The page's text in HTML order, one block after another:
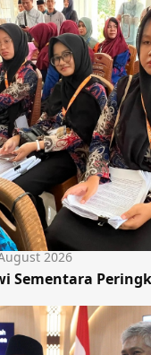
2026
Sementara